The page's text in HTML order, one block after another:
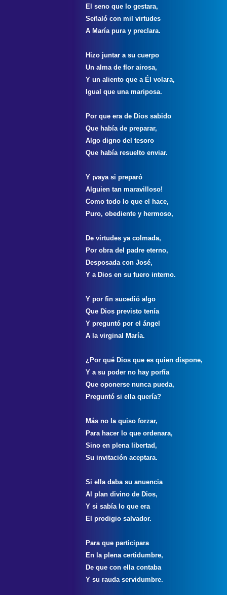
El seno que lo gestara,
Señaló con mil virtudes
A María pura y preclara.
Hizo juntar a su cuerpo
Un alma de flor airosa,
Y un aliento que a Él volara,
Igual que una mariposa.
Por que era de Dios sabido
Que había de preparar,
Algo digno del tesoro
Que había resuelto enviar.
Y ¡vaya si preparó
Alguien tan maravilloso!
Como todo lo que el hace,
Puro, obediente y hermoso,
De virtudes ya colmada,
Por obra del padre eterno,
Desposada con José,
Y a Dios en su fuero interno.
Y por fin sucedió algo
Que Dios previsto tenía
Y preguntó por el ángel
A la virginal María.
¿Por qué Dios que es quien dispone,
Y a su poder no hay porfía
Que oponerse nunca pueda,
Preguntó si ella quería?
Más no la quiso forzar,
Para hacer lo que ordenara,
Sino en plena libertad,
Su invitación aceptara.
Si ella daba su anuencia
Al plan divino de Dios,
Y si sabía lo que era
El prodigio salvador.
Para que participara
En la plena certidumbre,
De que con ella contaba
Y su rauda servidumbre.